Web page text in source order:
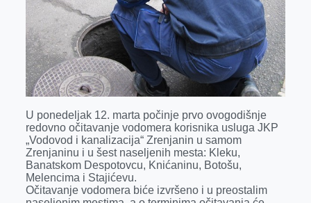
U ponedeljak 12. marta počinje prvo ovogodišnje
redovno očitavanje vodomera korisnika usluga JKP
„Vodovod i kanalizacija“ Zrenjanin u samom
Zrenjaninu i u šest naseljenih mesta: Kleku,
Banatskom Despotovcu, Knićaninu, Botošu,
Melencima i Stajićevu.
Očitavanje vodomera biće izvršeno i u preostalim